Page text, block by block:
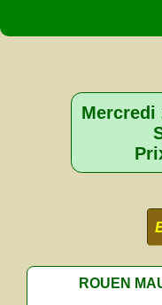
Mercredi
ROUEN